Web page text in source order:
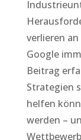
verlieren
Google
Beitrag
Strategien
helfen
werden –